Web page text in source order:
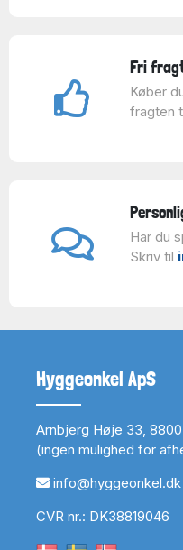
Fri
Køber
fragten
Har du
Skriv til
Hyggeonkel ApS
Arnbjerg Høje 33,
(ingen mulighed for
info@hyggeonkel.dk
CVR nr.: DK38819046